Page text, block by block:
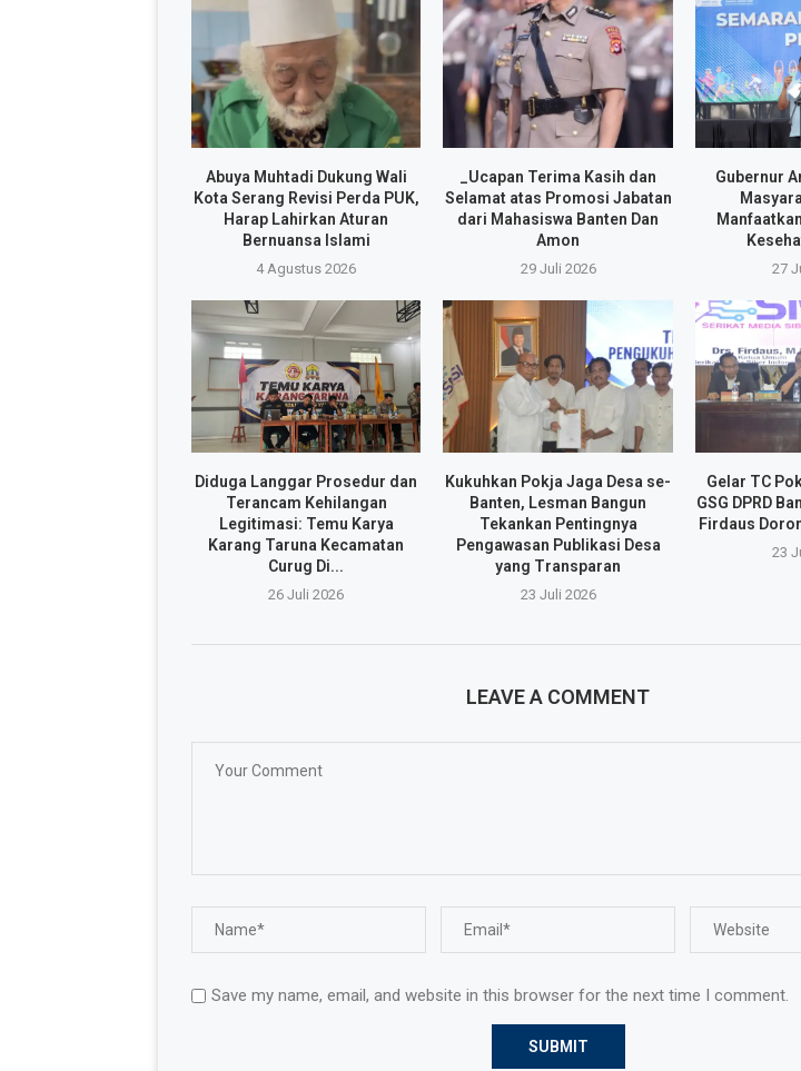
Abuya Muhtadi Dukung Wali
Kota Serang Revisi Perda PUK,
Harap Lahirkan Aturan
Bernuansa Islami
4 Agustus 2026
_Ucapan Terima Kasih dan
Selamat atas Promosi Jabatan
dari Mahasiswa Banten Dan
Amon
29 Juli 2026
Gubernur
27
Diduga Langgar Prosedur dan
Terancam Kehilangan
Legitimasi: Temu Karya
Karang Taruna Kecamatan
Curug Di...
26 Juli 2026
Kukuhkan Pokja Jaga Desa se-
Banten, Lesman Bangun
Tekankan Pentingnya
Pengawasan Publikasi Desa
yang Transparan
23 Juli 2026
Gelar TC
GSG DPRD
Firdaus
23
LEAVE A COMMENT
Save my name, email, and website in this browser for the next time I comment.